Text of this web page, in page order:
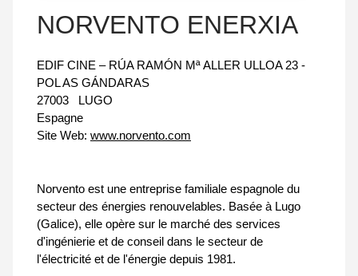
NORVENTO ENERXIA
EDIF CINE – RÚA RAMÓN Mª ALLER ULLOA 23 -
POL AS GÁNDARAS
27003
LUGO
Espagne
Site Web: www.norvento.com
Norvento est une entreprise familiale espagnole du
secteur des énergies renouvelables. Basée à Lugo
(Galice), elle opère sur le marché des services
d'ingénierie et de conseil dans le secteur de
l'électricité et de l'énergie depuis 1981.